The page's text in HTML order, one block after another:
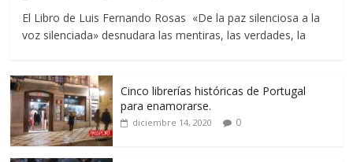
El Libro de Luis Fernando Rosas «De la paz silenciosa a la
voz silenciada» desnudara las mentiras, las verdades, la
Cinco librerías históricas de Portugal
para enamorarse.
diciembre 14, 2020 0